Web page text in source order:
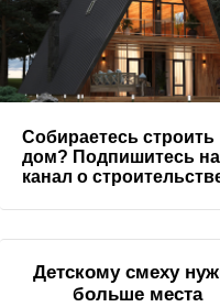
Собираетесь строить
дом? Подпишитесь на
канал о
Детскому смеху
больше места